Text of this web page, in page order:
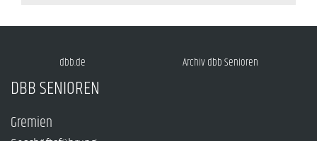
dbb.de Archiv dbb Senioren
DBB SENIOREN
Gremien